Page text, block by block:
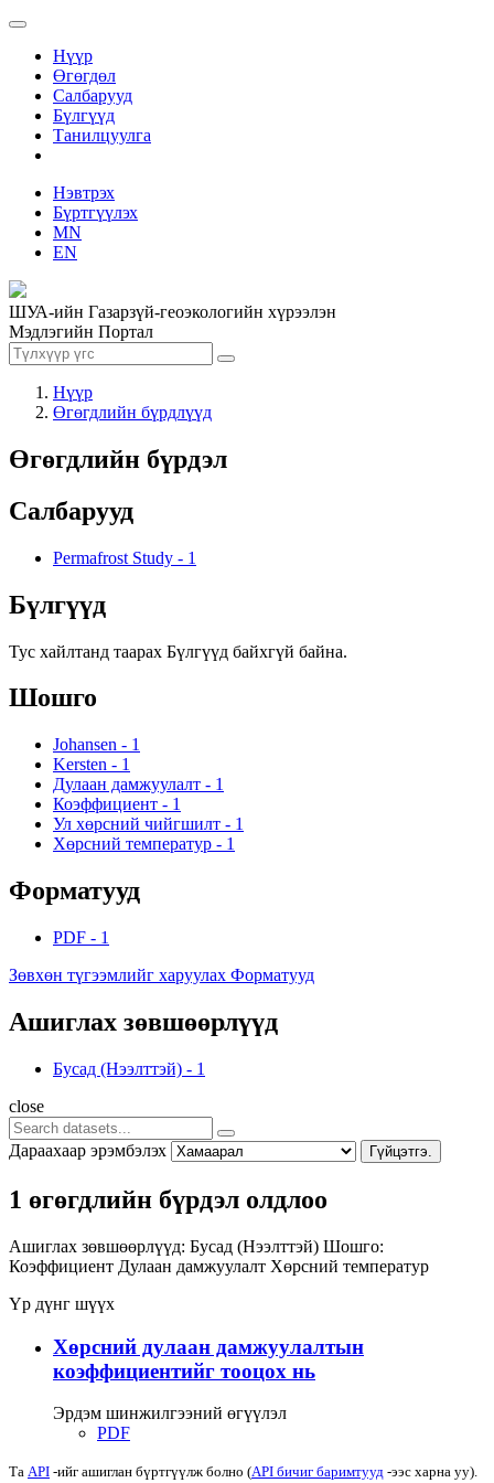
Нүүр
Өгөгдөл
Салбарууд
Бүлгүүд
Танилцуулга
Нэвтрэх
Бүртгүүлэх
MN
EN
ШУА-ийн Газарзүй-геоэкологийн хүрээлэн
Мэдлэгийн Портал
Нүүр
Өгөгдлийн бүрдлүүд
Өгөгдлийн бүрдэл
Салбарууд
Permafrost Study - 1
Бүлгүүд
Тус хайлтанд таарах Бүлгүүд байхгүй байна.
Шошго
Johansen - 1
Kersten - 1
Дулаан дамжуулалт - 1
Коэффициент - 1
Ул хөрсний чийгшилт - 1
Хөрсний температур - 1
Форматууд
PDF - 1
Зөвхөн түгээмлийг харуулах Форматууд
Ашиглах зөвшөөрлүүд
Бусад (Нээлттэй) - 1
close
Дараахаар эрэмбэлэх Гүйцэтгэ.
1 өгөгдлийн бүрдэл олдлоо
Ашиглах зөвшөөрлүүд: Бусад (Нээлттэй) Шошго:
Коэффициент Дулаан дамжуулалт Хөрсний температур
Үр дүнг шүүх
Хөрсний дулаан дамжуулалтын
коэффициентийг тооцох нь
Эрдэм шинжилгээний өгүүлэл
PDF
Та API -ийг ашиглан бүртгүүлж болно (API бичиг баримтууд -ээс харна уу).